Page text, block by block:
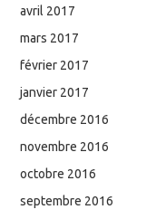
avril 2017
mars 2017
février 2017
janvier 2017
décembre 2016
novembre 2016
octobre 2016
septembre 2016